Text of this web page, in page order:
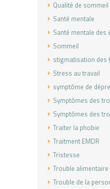
Qualité de sommeil
Santé mentale
Santé mentale des
Sommeil
stigmatisation des
Stress au travail
symptôme de
Symptômes des
Symptômes des
Traiter la phobie
Traitment EMDR
Tristesse
Trouble alimentaire
Trouble de la